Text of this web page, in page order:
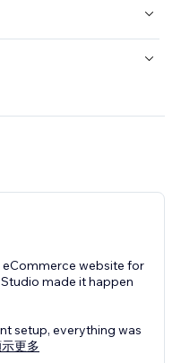
website for
made it happen
setup, everything was
更多